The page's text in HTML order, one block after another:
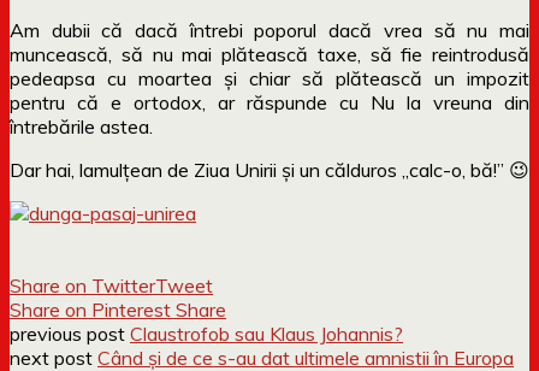
Am dubii că dacă întrebi poporul dacă vrea să nu mai
muncească, să nu mai plătească taxe, să fie reintrodusă
pedeapsa cu moartea și chiar să plătească un impozit
pentru că e ortodox, ar răspunde cu Nu la vreuna din
întrebările astea.
Dar hai, lamulțean de Ziua Unirii și un călduros „calc-o, bă!” 😉
Share on TwitterTweet
Share on Pinterest Share
previous post Claustrofob sau Klaus Johannis?
next post Când și de ce s-au dat ultimele amnistii în Europa